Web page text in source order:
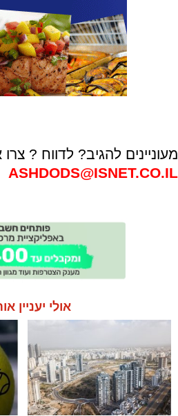
מעוניינים להגיב? לדווח ?
ASHDODS@ISNET.CO.IL
אולי יעניין